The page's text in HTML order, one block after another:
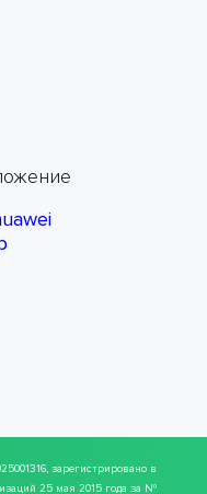
зарегистрировано в
25 мая 2015 года за №